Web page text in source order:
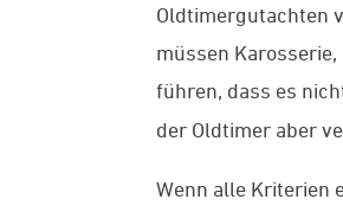
Oldtimergutachten
müssen
führen, dass es
der Oldtimer aber
Wenn alle Kriterien